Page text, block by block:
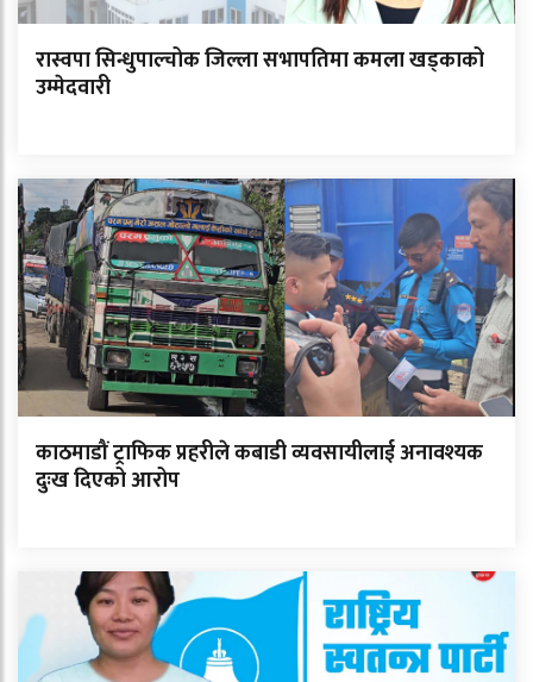
रास्वपा सिन्धुपाल्चोक जिल्ला सभापतिमा कमला खड्काको
उम्मेदवारी
काठमाडौं ट्राफिक प्रहरीले कबाडी व्यवसायीलाई अनावश्यक
दुःख दिएको आरोप